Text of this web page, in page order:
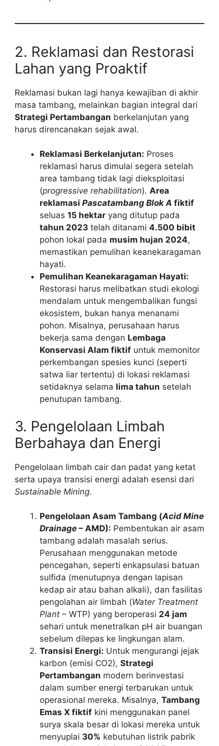
2. Reklamasi dan Restorasi
Lahan yang Proaktif
Reklamasi bukan lagi hanya kewajiban di akhir
masa tambang, melainkan bagian integral dari
Strategi Pertambangan berkelanjutan yang
harus direncanakan sejak awal.
Reklamasi Berkelanjutan: Proses
reklamasi harus dimulai segera setelah
area tambang tidak lagi dieksploitasi
(progressive rehabilitation). Area
reklamasi Pascatambang Blok A fiktif
seluas 15 hektar yang ditutup pada
tahun 2023 telah ditanami 4.500 bibit
pohon lokal pada musim hujan 2024,
memastikan pemulihan keanekaragaman
hayati.
Pemulihan Keanekaragaman Hayati:
Restorasi harus melibatkan studi ekologi
mendalam untuk mengembalikan fungsi
ekosistem, bukan hanya menanami
pohon. Misalnya, perusahaan harus
bekerja sama dengan Lembaga
Konservasi Alam fiktif untuk memonitor
perkembangan spesies kunci (seperti
satwa liar tertentu) di lokasi reklamasi
setidaknya selama lima tahun setelah
penutupan tambang.
3. Pengelolaan Limbah
Berbahaya dan Energi
Pengelolaan limbah cair dan padat yang ketat
serta upaya transisi energi adalah esensi dari
Sustainable Mining.
Pengelolaan Asam Tambang (Acid Mine
Drainage – AMD): Pembentukan air asam
tambang adalah masalah serius.
Perusahaan menggunakan metode
pencegahan, seperti enkapsulasi batuan
sulfida (menutupnya dengan lapisan
kedap air atau bahan alkali), dan fasilitas
pengolahan air limbah (Water Treatment
Plant – WTP) yang beroperasi 24 jam
sehari untuk menetralkan pH air buangan
sebelum dilepas ke lingkungan alam.
Transisi Energi: Untuk mengurangi jejak
karbon (emisi CO2), Strategi
Pertambangan modern berinvestasi
dalam sumber energi terbarukan untuk
operasional mereka. Misalnya, Tambang
Emas X fiktif kini menggunakan panel
surya skala besar di lokasi mereka untuk
menyuplai 30% kebutuhan listrik pabrik